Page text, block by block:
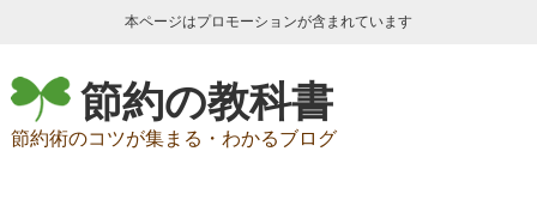
本ページはプロモーションが含まれています
節約の教科書
節約術のコツが集まる・わかるブログ